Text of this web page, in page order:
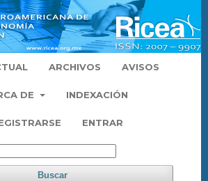
ARCHIVOS AVISOS
DE INDEXACIÓN
ENTRAR
Buscar